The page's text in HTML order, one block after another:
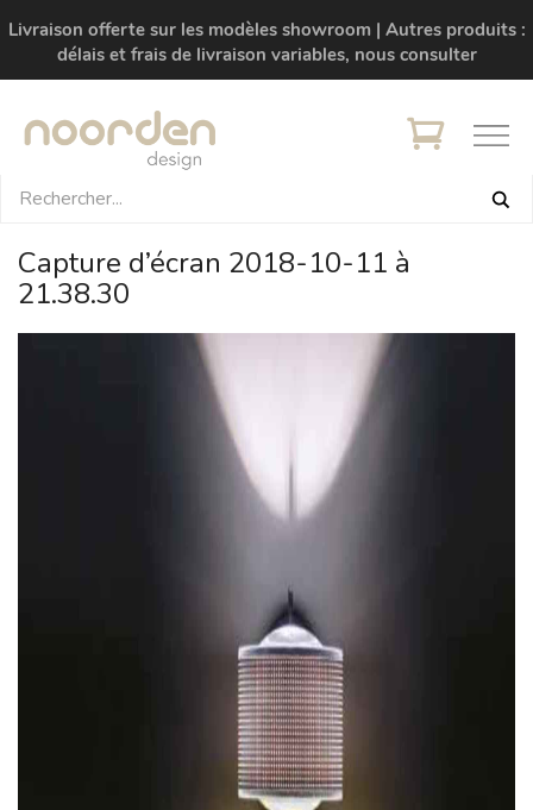
Livraison offerte sur les modèles showroom | Autres produits :
délais et frais de livraison variables, nous consulter
Capture d’écran 2018-10-11 à
21.38.30